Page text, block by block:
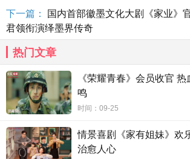
界成为了女主角宋一梦，喜提千金身份的宋一梦 /
来不及享受“躺平”的咸鱼生活，就要打起精神
王”南珩（刘宇宁 饰），以摆脱自己在原剧本中
珩，随着二人的纠葛逐渐加深，这场“纸片人”与
之旅是否发生意想不到的变化？
首支预告中，宋一梦轻盈一舞惊艳亮相，南
身“抢亲”，现场开启了吊诡又惊心的“三人互刀
妹妹宋一汀（祝绪丹 饰）同被挟持于城楼上，面
下一篇： 国内首部徽墨文化大剧《家业》
君领衔演绎墨界传奇
热门文章
《荣耀青春》会员收官
鸣
时间：09-25
情景喜剧《家有姐妹》欢
治愈人心